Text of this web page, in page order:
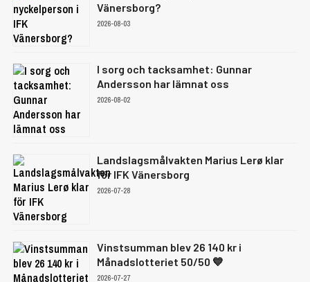
Vänersborg?
2026-08-03
I sorg och tacksamhet: Gunnar
Andersson har lämnat oss
2026-08-02
Landslagsmålvakten Marius Lerø klar
för IFK Vänersborg
2026-07-28
Vinstsumman blev 26 140 kr i
Månadslotteriet 50/50 💙
2026-07-27